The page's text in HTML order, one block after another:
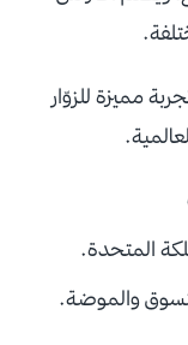
مميزة للزوّار
المتحدة.
والموضة.